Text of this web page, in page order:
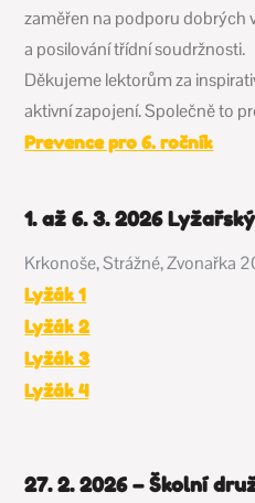
zaměřen na podporu dobrých
a posilování třídní soudržnosti.
Děkujeme lektorům za
aktivní zapojení. Společně to
Prevence pro 6. ročník
1. až 6. 3. 2026
Krkonoše, Strážné, Zvonařka
Lyžák 1
Lyžák 2
Lyžák 3
Lyžák 4
27. 2. 2026 – Školní